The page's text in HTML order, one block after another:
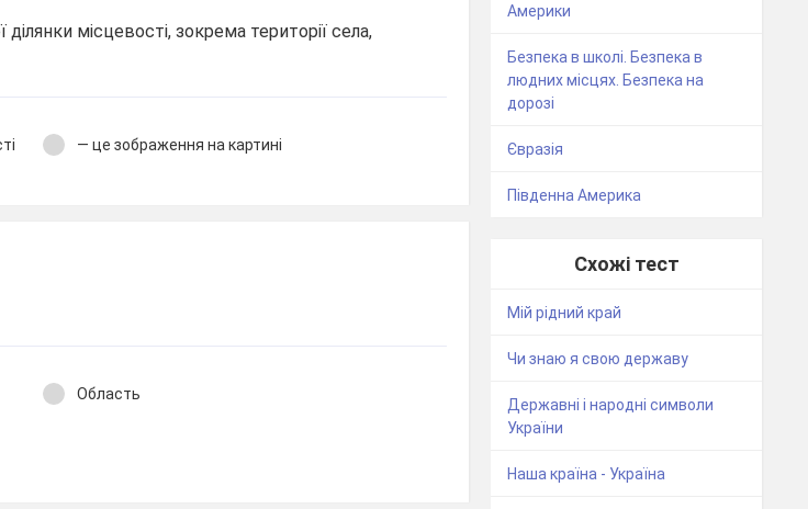
місцевості, зокрема території села,
— це зображення на картині
Область
Америки
Безпека в школі. Безпека в
людних місцях. Безпека на
дорозі
Євразія
Південна Америка
Схожі тест
Мій рідний край
Чи знаю я свою державу
Державні і народні символи
України
Наша країна - Україна